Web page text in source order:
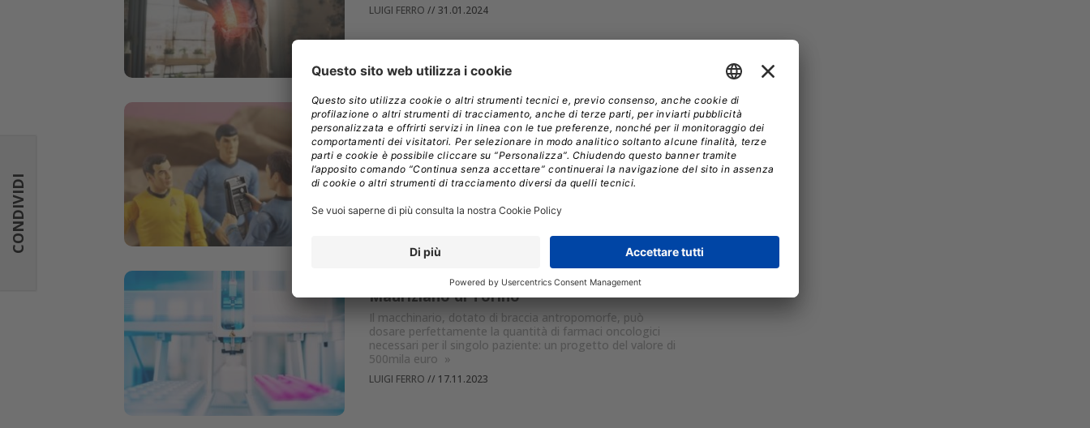
LUIGI FERRO // 31.01.2024
Sanità, quando la tecnologia promette ma
non mantiene
Una carrellata - da Theranos al tricorder di Star Trek - di
idee e prototipi che hanno suscitato grandi speranze di
rivoluzione nella medicina, ma che alla prova del tempo
hanno deluso»
LUIGI FERRO//29.01.2024
Un robot per i farmaci oncologici al
Mauriziano di Torino
Il macchinario, dotato di braccia antropomorfe, può
dosare perfettamente la quantità di farmaci oncologici
necessari per il singolo paziente: un progetto del valore di
500mila euro »
LUIGI FERRO // 17.11.2023
CONDIVIDI